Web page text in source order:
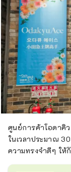
ศูนย์การค้าโอดาคิ
ในเวลาประมาณ
ความทรงจำดีๆ ใ